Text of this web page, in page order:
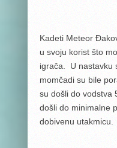
Kadeti Meteor
u svoju korist što
igrača. U nastavku
momčadi su bile
su došli do vodstva
došli do minimalne
dobivenu utakmicu.